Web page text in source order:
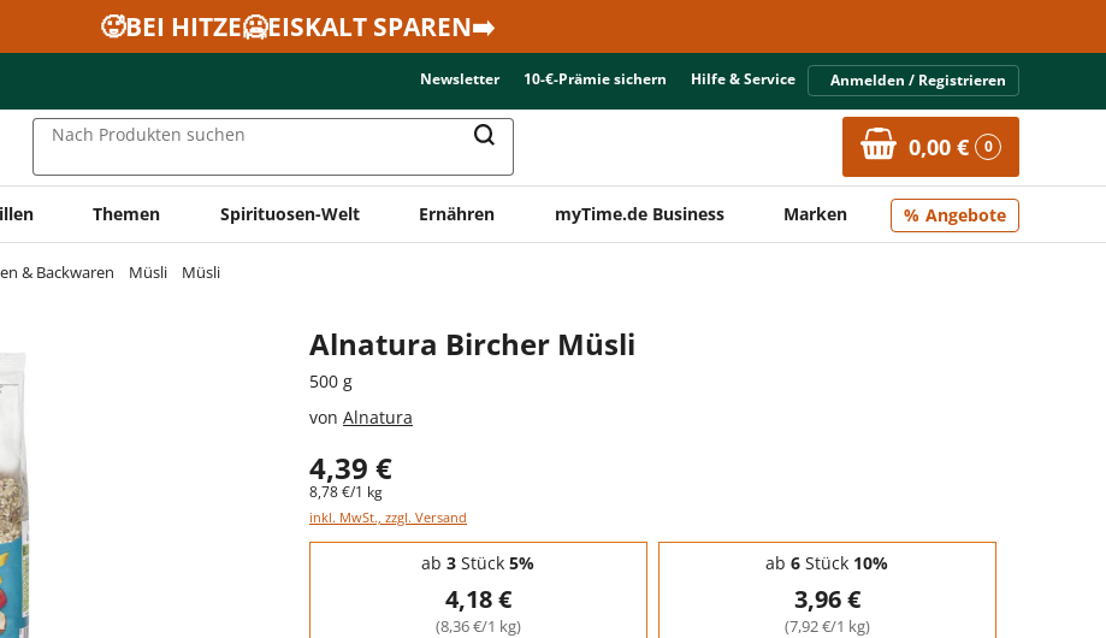
🥵BEI HITZE🥶EISKALT SPAREN➡️
Newsletter 10-€-Prämie sichern Hilfe & Service Anmelden / Registrieren
Nach Produkten suchen 0,00 € 0
Themen Spirituosen-Welt Ernähren myTime.de Business Marken Angebote
& Backwaren Müsli Müsli
Alnatura Bircher Müsli
500 g
von Alnatura
4,39 €
8,78 €/1 kg
inkl. MwSt., zzgl. Versand
Staffelpreise - Mengenrabatt
ab 3 Stück 5%
4,18 €
(8,36 €/1 kg)
ab 6 Stück 10%
3,96 €
(7,92 €/1 kg)